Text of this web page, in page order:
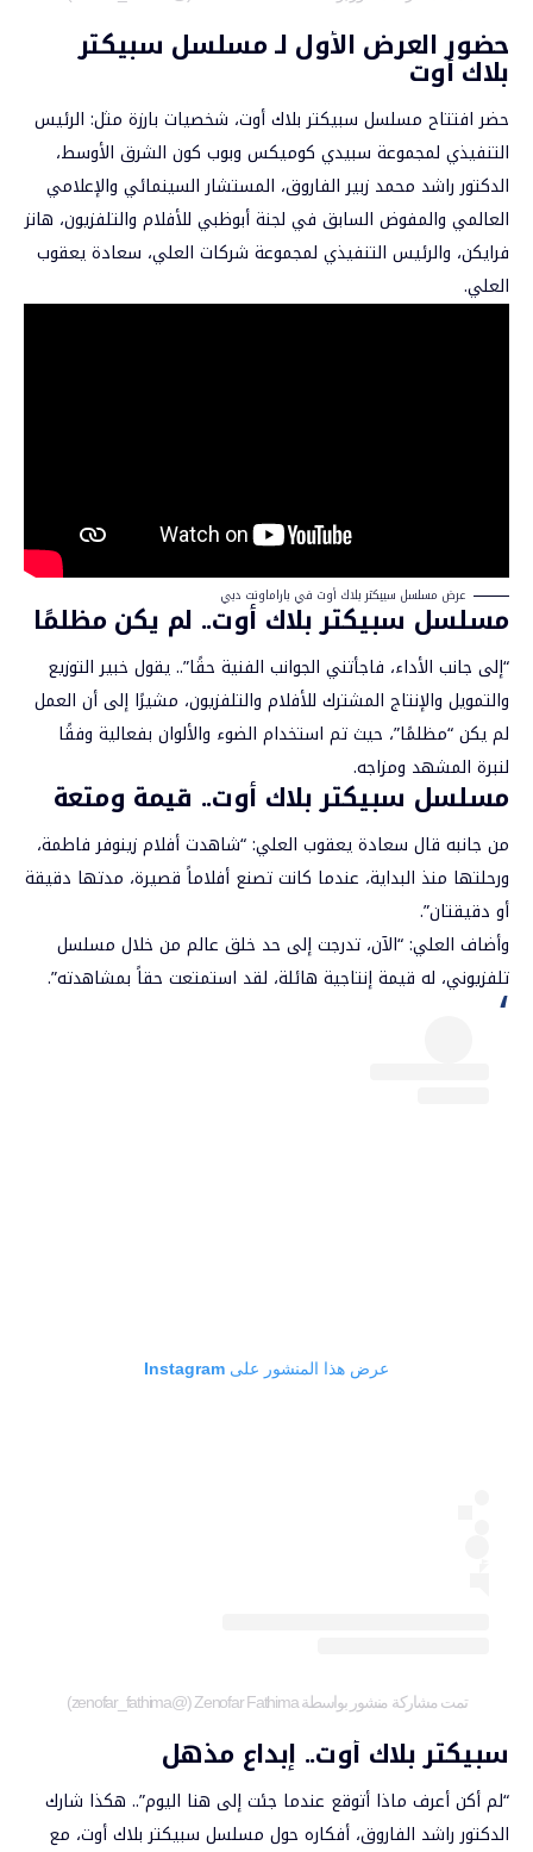
حضور العرض الأول لـ مسلسل سبيكتر
بلاك أوت
حضر افتتاح مسلسل سبيكتر بلاك أوت، شخصيات بارزة مثل: الرئيس
التنفيذي لمجموعة سبيدي كوميكس وبوب كون الشرق الأوسط،
الدكتور راشد محمد زبير الفاروق، المستشار السينمائي والإعلامي
العالمي والمفوض السابق في لجنة أبوظبي للأفلام والتلفزيون، هانز
فرايكن، والرئيس التنفيذي لمجموعة شركات العلي، سعادة يعقوب
العلي.
عرض مسلسل سبيكتر بلاك أوت في باراماونت دبي
مسلسل سبيكتر بلاك أوت.. لم يكن مظلمًا
“إلى جانب الأداء، فاجأتني الجوانب الفنية حقًا”.. يقول خبير التوزيع
والتمويل والإنتاج المشترك للأفلام والتلفزيون، مشيرًا إلى أن العمل
لم يكن “مظلمًا”، حيث تم استخدام الضوء والألوان بفعالية وفقًا
لنبرة المشهد ومزاجه.
مسلسل سبيكتر بلاك أوت.. قيمة ومتعة
من جانبه قال سعادة يعقوب العلي: “شاهدت أفلام زينوفر فاطمة،
ورحلتها منذ البداية، عندما كانت تصنع أفلاماً قصيرة، مدتها دقيقة
أو دقيقتان”.
وأضاف العلي: “الآن، تدرجت إلى حد خلق عالم من خلال مسلسل
تلفزيوني، له قيمة إنتاجية هائلة، لقد استمتعت حقاً بمشاهدته”.
عرض هذا المنشور على Instagram
‏‎تمت مشاركة منشور بواسطة ‏‎Zenofar Fathima‎‏ (@‏‎zenofar_fathima‎‏)
سبيكتر بلاك أوت.. إبداع مذهل
“لم أكن أعرف ماذا أتوقع عندما جئت إلى هنا اليوم”.. هكذا شارك
الدكتور راشد الفاروق، أفكاره حول مسلسل سبيكتر بلاك أوت، مع